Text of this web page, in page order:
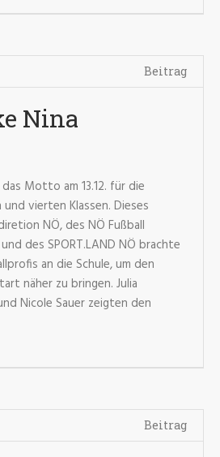
Beitrag
Nina
Motto am 13.12. für die
vierten Klassen. Dieses
NÖ, des NÖ Fußball
des SPORT.LAND NÖ brachte
an die Schule, um den
näher zu bringen. Julia
Nicole Sauer zeigten den
Beitrag